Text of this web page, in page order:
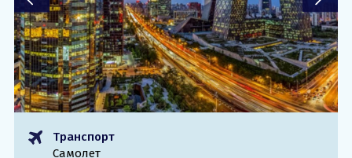
ИНТЕРЕСНО
ТРАНСФЕРИ
ОЩЕ
Банкова сметка
Транспорт
Самолет